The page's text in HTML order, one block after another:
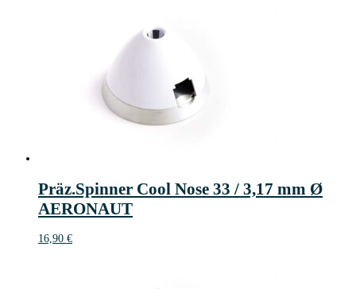
Präz.Spinner Cool Nose 33 / 3,17 mm Ø
AERONAUT
16,90 €